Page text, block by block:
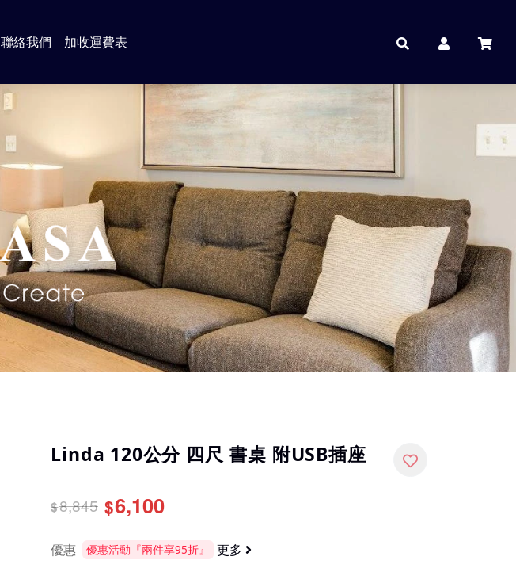
聯絡我們 加收運費表
Linda 120公分 四尺 書桌 附USB插座
$8,845 $6,100
優惠 優惠活動『兩件享95折』
更多